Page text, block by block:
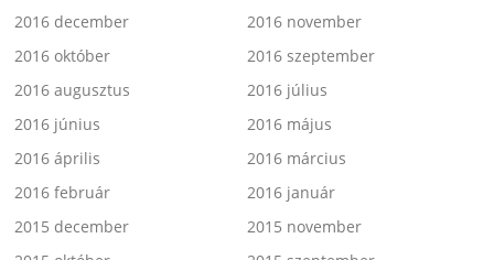
2016 december
2016 november
2016 október
2016 szeptember
2016 augusztus
2016 július
2016 június
2016 május
2016 április
2016 március
2016 február
2016 január
2015 december
2015 november